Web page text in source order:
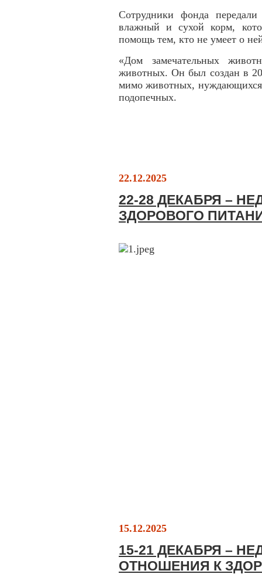
Сотрудники фонда
влажный и сухой корм,
помощь тем, кто не умеет о
«Дом замечательных
животных. Он был создан в
мимо животных,
подопечных.
22.12.2025
22-28 ДЕКАБРЯ –
ЗДОРОВОГО
15.12.2025
15-21 ДЕКАБРЯ –
ОТНОШЕНИЯ К